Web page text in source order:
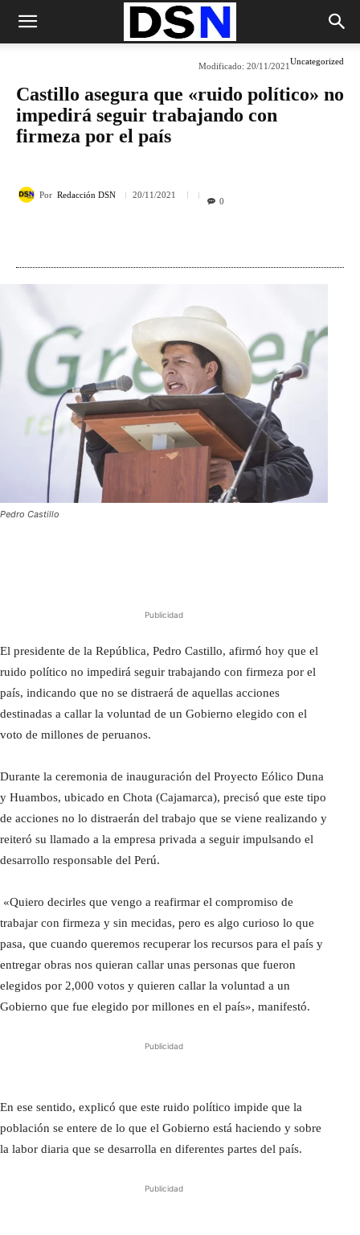
Uncategorized
Modificado: 20/11/2021
Castillo asegura que «ruido político» no
impedirá seguir trabajando con
firmeza por el país
Por Redacción DSN 20/11/2021
0
Pedro Castillo
Publicidad
El presidente de la República, Pedro Castillo, afirmó hoy que el
ruido político no impedirá seguir trabajando con firmeza por el
país, indicando que no se distraerá de aquellas acciones
destinadas a callar la voluntad de un Gobierno elegido con el
voto de millones de peruanos.
Durante la ceremonia de inauguración del Proyecto Eólico Duna
y Huambos, ubicado en Chota (Cajamarca), precisó que este tipo
de acciones no lo distraerán del trabajo que se viene realizando y
reiteró su llamado a la empresa privada a seguir impulsando el
desarrollo responsable del Perú.
«Quiero decirles que vengo a reafirmar el compromiso de
trabajar con firmeza y sin mecidas, pero es algo curioso lo que
pasa, que cuando queremos recuperar los recursos para el país y
entregar obras nos quieran callar unas personas que fueron
elegidos por 2,000 votos y quieren callar la voluntad a un
Gobierno que fue elegido por millones en el país», manifestó.
Publicidad
En ese sentido, explicó que este ruido político impide que la
población se entere de lo que el Gobierno está haciendo y sobre
la labor diaria que se desarrolla en diferentes partes del país.
Publicidad